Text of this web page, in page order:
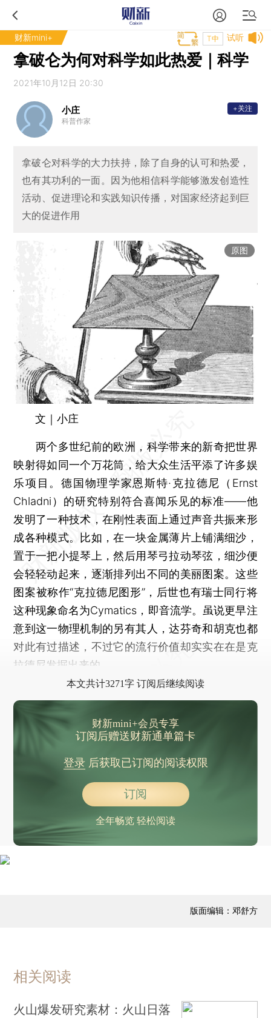
财新mini+ 试听
T中
拿破仑为何对科学如此热爱｜科学
2021年10月12日 20:30
小庄
科普作家
+关注
拿破仑对科学的大力扶持，除了自身的认可和热爱，
也有其功利的一面。因为他相信科学能够激发创造性
活动、促进理论和实践知识传播，对国家经济起到巨
大的促进作用
原图
文｜小庄
两个多世纪前的欧洲，科学带来的新奇把世界
映射得如同一个万花筒，给大众生活平添了许多娱
乐项目。德国物理学家恩斯特·克拉德尼（Ernst
Chladni）的研究特别符合喜闻乐见的标准——他
发明了一种技术，在刚性表面上通过声音共振来形
成各种模式。比如，在一块金属薄片上铺满细沙，
置于一把小提琴上，然后用琴弓拉动琴弦，细沙便
会轻轻动起来，逐渐排列出不同的美丽图案。这些
图案被称作“克拉德尼图形”，后世也有瑞士同行将
这种现象命名为Cymatics，即音流学。虽说更早注
意到这一物理机制的另有其人，达芬奇和胡克也都
对此有过描述，不过它的流行价值却实实在在是克
拉德尼发掘出来的。
本文共计3271字 订阅后继续阅读
财新mini+会员专享
订阅后赠送财新通单篇卡
登录后获取已订阅的阅读权限
订阅
全年畅览 轻松阅读
版面编辑：邓舒方
相关阅读
火山爆发研究素材：火山日落